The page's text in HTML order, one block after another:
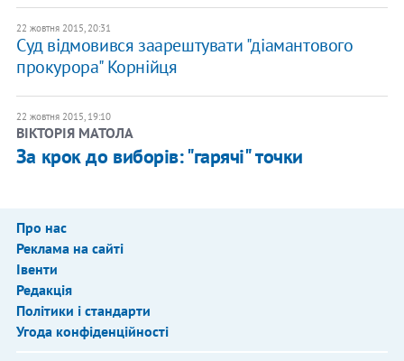
22 жовтня 2015, 20:31
Суд відмовився заарештувати "діамантового
прокурора" Корнійця
22 жовтня 2015, 19:10
ВІКТОРІЯ МАТОЛА
За крок до виборів: "гарячі" точки
Про нас
Реклама на сайті
Івенти
Редакція
Політики і стандарти
Угода конфіденційності